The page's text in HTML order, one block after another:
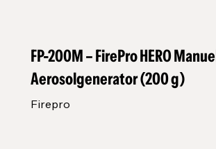
FP-200M – FirePro HERO
Aerosolgenerator (200 g)
Firepro